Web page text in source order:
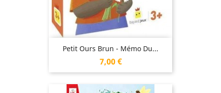
Petit Ours Brun - Mémo Du...
Prix
7,00 €